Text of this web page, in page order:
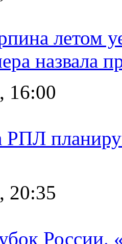
летом
назвала
16:00
РПЛ
20:35
России.